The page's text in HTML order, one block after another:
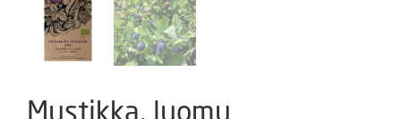
Mustikka, luomu